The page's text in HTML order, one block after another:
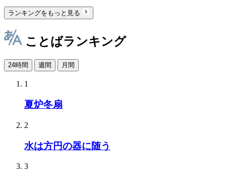
ランキングをもっと見る
ことばランキング
24時間 週間 月間
1
夏炉冬扇
2
水は方円の器に随う
3